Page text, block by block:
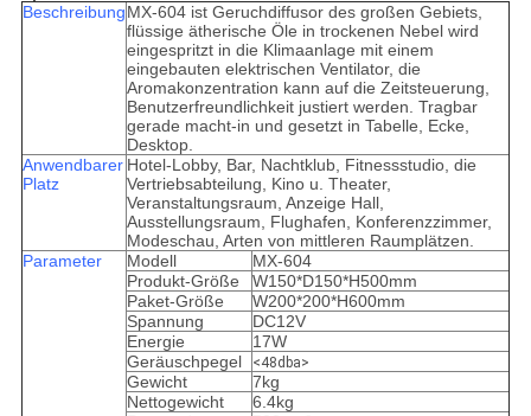
BeschreibungMX-604 ist Geruchdiffusor des großen Gebiets,
flüssige ätherische Öle in trockenen Nebel wird
eingespritzt in die Klimaanlage mit einem
eingebauten elektrischen Ventilator, die
Aromakonzentration kann auf die Zeitsteuerung,
Benutzerfreundlichkeit justiert werden. Tragbar
gerade macht-in und gesetzt in Tabelle, Ecke,
Desktop.
Anwendbarer
Platz
Hotel-Lobby, Bar, Nachtklub, Fitnessstudio, die
Vertriebsabteilung, Kino u. Theater,
Veranstaltungsraum, Anzeige Hall,
Ausstellungsraum, Flughafen, Konferenzzimmer,
Modeschau, Arten von mittleren Raumplätzen.
Parameter
Modell
MX-604
Produkt-Größe
W150*D150*H500mm
Paket-Größe
W200*200*H600mm
Spannung
DC12V
Energie
17W
Geräuschpegel
<48dba>
Gewicht
7kg
Nettogewicht
6.4kg